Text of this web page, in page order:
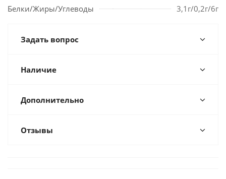
Белки/Жиры/Углеводы
3,1г/0,2г/6г
Задать вопрос
Наличие
Дополнительно
Отзывы